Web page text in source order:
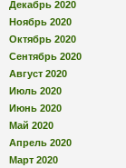
Декабрь 2020
Ноябрь 2020
Октябрь 2020
Сентябрь 2020
Август 2020
Июль 2020
Июнь 2020
Май 2020
Апрель 2020
Март 2020